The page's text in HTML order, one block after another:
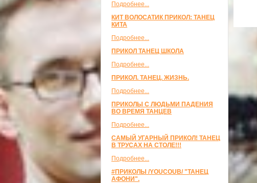
Подробнее...
КИТ ВОЛОСАТИК ПРИКОЛ: ТАНЕЦ
КИТА
Подробнее...
ПРИКОЛ ТАНЕЦ ШКОЛА
Подробнее...
ПРИКОЛ. ТАНЕЦ. ЖИЗНЬ.
Подробнее...
ПРИКОЛЫ С ЛЮДЬМИ ПАДЕНИЯ
ВО ВРЕМЯ ТАНЦЕВ
Подробнее...
САМЫЙ УГАРНЫЙ ПРИКОЛ! ТАНЕЦ
В ТРУСАХ НА СТОЛЕ!!!
Подробнее...
#ПРИКОЛЫ /YOUCOUB/ "ТАНЕЦ
АФОНИ".